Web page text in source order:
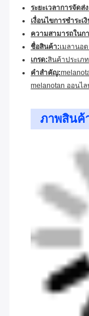
ระยะเวลาการจัดส่
เงื่อนไขการชําระเ
ความสามารถในก
ชื่อสินค้า:เมลานอ
เกรด:สินค้าประเภ
คําสําคัญ:
melanotan ออนไล
ภาพสินค้